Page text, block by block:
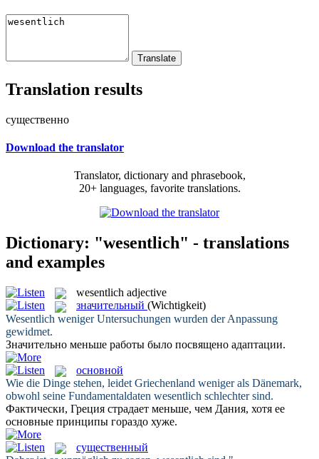
Translation results
существенно
Download the translator
Translator, dictionary and phrasebook,
20+ languages, favorite translations.
Dictionary: "wesentlich" - translations
and examples
wesentlich adjective
значительный (Wichtigkeit)
Wesentlich weniger Untersuchungen wurden der Anpassung
gewidmet.
Значительно меньше работы было посвящено адаптации.
основной
Wie die Dinge stehen, leidet Griechenland weniger als Dänemark,
obwohl seine Fundamentaldaten wesentlich schlechter sind.
Фактически, Греция страдает меньше, чем Дания, хотя ее
основные принципы гораздо хуже.
существенный